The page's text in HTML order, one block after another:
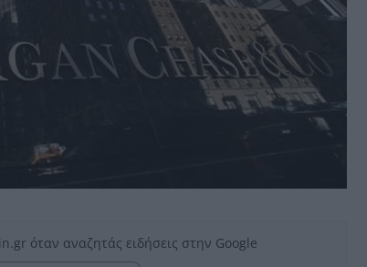
όταν αναζητάς ειδήσεις στην Google